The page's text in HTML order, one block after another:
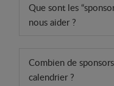
Que sont les
nous aider ?
Combien de
calendrier ?